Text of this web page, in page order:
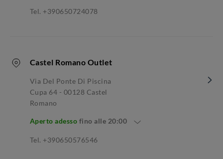
Tel. +390650724078
Castel Romano Outlet
Via Del Ponte Di Piscina
Cupa 64 - 00128 Castel
Romano
Aperto adesso fino alle 20:00
Tel. +390650576546